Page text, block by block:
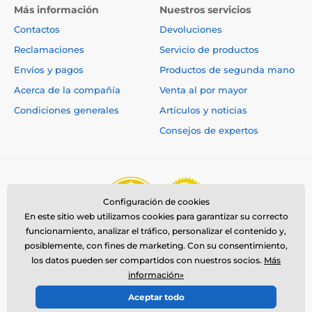
(3b406) 16 mg, yodo (3b201) 0,8 mg, selenio orgánico
(3b810) 0,2 mg.
Contiene antioxidantes naturales aprobados por la
UE: extractos de tocoferoles de aceite vegetal (1b306),
Valor energético:
Más información
Contactos
Reclamaciones
Envíos y pagos
Acerca de la compañía
Condiciones generales
Nuestros servicios
Devoluciones
Servicio de productos
Productos de segunda mano
Venta al por mayor
Artículos y noticias
Consejos de expertos
© 2026 www.reedog.es ⦁ Tienda electrónica creada por
Configuración de cookies
En este sitio web utilizamos cookies para garantizar su correcto
funcionamiento, analizar el tráfico, personalizar el contenido y,
posiblemente, con fines de marketing. Con su consentimiento,
los datos pueden ser compartidos con nuestros socios. Más
información»
Aceptar todo